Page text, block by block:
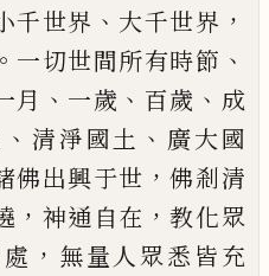
千世界 、 大千世界 ，
。 一切世間所有時節 、
月 、 一歲 、 百歲 、 成
、 清淨國土 、 廣大國
佛出興于世 ，佛剎清
， 神通自在 ，教化眾
， 無量人眾悉皆充